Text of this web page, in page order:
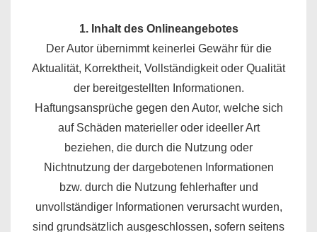
1. Inhalt des Onlineangebotes
Der Autor übernimmt keinerlei Gewähr für die
Aktualität, Korrektheit, Vollständigkeit oder Qualität
der bereitgestellten Informationen.
Haftungsansprüche gegen den Autor, welche sich
auf Schäden materieller oder ideeller Art
beziehen, die durch die Nutzung oder
Nichtnutzung der dargebotenen Informationen
bzw. durch die Nutzung fehlerhafter und
unvollständiger Informationen verursacht wurden,
sind grundsätzlich ausgeschlossen, sofern seitens